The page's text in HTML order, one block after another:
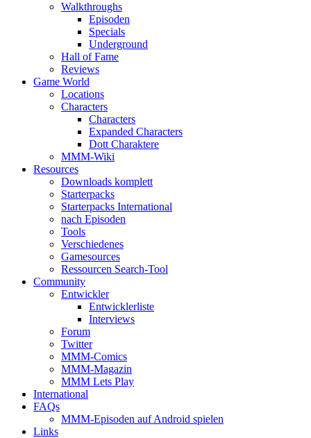
Walkthroughs
Episoden
Specials
Underground
Hall of Fame
Reviews
Game World
Locations
Characters
Characters
Expanded Characters
Dott Charaktere
MMM-Wiki
Resources
Downloads komplett
Starterpacks
Starterpacks International
nach Episoden
Tools
Verschiedenes
Gamesources
Ressourcen Search-Tool
Community
Entwickler
Entwicklerliste
Interviews
Forum
Twitter
MMM-Comics
MMM-Magazin
MMM Lets Play
International
FAQs
MMM-Episoden auf Android spielen
Links